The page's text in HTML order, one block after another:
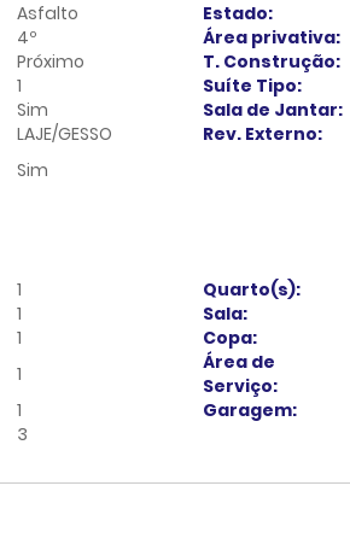
Asfalto Estado:
4º Área privativa:
Próximo T. Construção:
1 Suíte Tipo:
Sim Sala de Jantar:
LAJE/GESSO Rev. Externo:
Sim
1 Quarto(s):
1 Sala:
1 Copa:
1
Área de
Serviço:
1 Garagem:
3